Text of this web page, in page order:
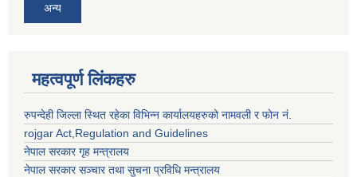
अन्य
महत्वपूर्ण लिंकहरु
रुपन्देही जिल्ला स्थित रहेका विभिन्न कार्यालयहरुको नामवली र फाेन न‌ं.
rojgar Act,Regulation and Guidelines
नेपाल सरकार गृह मन्त्रालय
नेपाल सरकार सञ्चार तथा सुचना प्रविधि मन्त्रालय